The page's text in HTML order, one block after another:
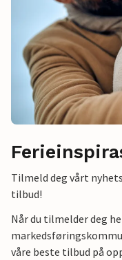
Tilmeld deg vårt
tilbud!
Når du tilmelder deg
våre beste tilbud på